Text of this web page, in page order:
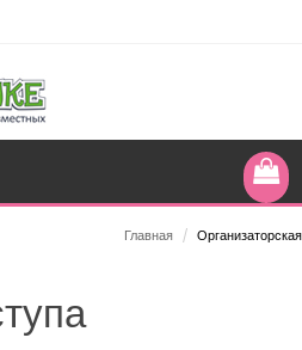
Главная / Организаторская